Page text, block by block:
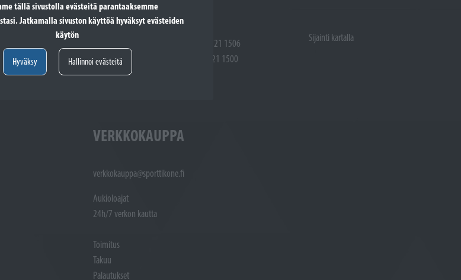
tällä sivustolla evästeitä parantaaksemme
Jatkamalla sivuston käyttöä hyväksyt evästeiden
käytön
Hyväksy Hallinnoi evästeitä
Varaosat: (02) 721 1407
Huoltotöiden vastaanotto: 02 7211405
Sijainti kartalla
Varaosat: (02) 721 1506
Myynti : (02) 721 1500
Sijainti kartalla
VERKKOKAUPPA
verkkokauppa@sporttikone.fi
Aukioloajat
24h/7 verkon kautta
Toimitus
Takuu
Palautukset